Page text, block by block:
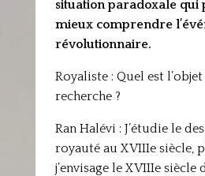
situation paradoxale qui
mieux comprendre
révolutionnaire.
Royaliste : Quel est
recherche ?
Ran Halévi : J’étudie le
royauté au XVIIIe siècle,
j’envisage le XVIIIe